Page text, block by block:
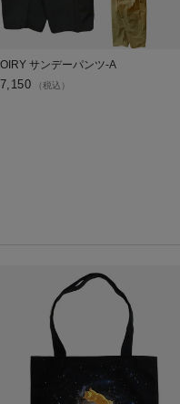
サンデーパンツ-A
7,150 （税込）